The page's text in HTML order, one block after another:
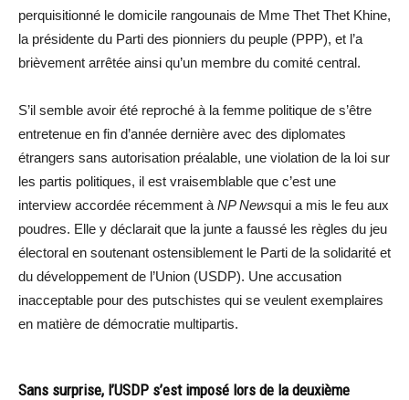
perquisitionné le domicile rangounais de Mme Thet Thet Khine,
la présidente du Parti des pionniers du peuple (PPP), et l’a
brièvement arrêtée ainsi qu’un membre du comité central.
S’il semble avoir été reproché à la femme politique de s’être
entretenue en fin d’année dernière avec des diplomates
étrangers sans autorisation préalable, une violation de la loi sur
les partis politiques, il est vraisemblable que c’est une
interview accordée récemment à NP Newsqui a mis le feu aux
poudres. Elle y déclarait que la junte a faussé les règles du jeu
électoral en soutenant ostensiblement le Parti de la solidarité et
du développement de l’Union (USDP). Une accusation
inacceptable pour des putschistes qui se veulent exemplaires
en matière de démocratie multipartis.
Sans surprise, l’USDP s’est imposé lors de la deuxième